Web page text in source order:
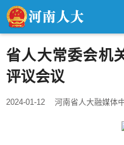
省人大常委会机
评议会议
2024-01-12 河南省人大融媒体